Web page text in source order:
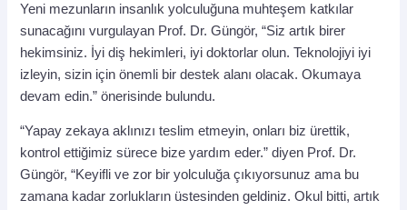
Yeni mezunların insanlık yolculuğuna muhteşem katkılar
sunacağını vurgulayan Prof. Dr. Güngör, “Siz artık birer
hekimsiniz. İyi diş hekimleri, iyi doktorlar olun. Teknolojiyi iyi
izleyin, sizin için önemli bir destek alanı olacak. Okumaya
devam edin.” önerisinde bulundu.
“Yapay zekaya aklınızı teslim etmeyin, onları biz ürettik,
kontrol ettiğimiz sürece bize yardım eder.” diyen Prof. Dr.
Güngör, “Keyifli ve zor bir yolculuğa çıkıyorsunuz ama bu
zamana kadar zorlukların üstesinden geldiniz. Okul bitti, artık